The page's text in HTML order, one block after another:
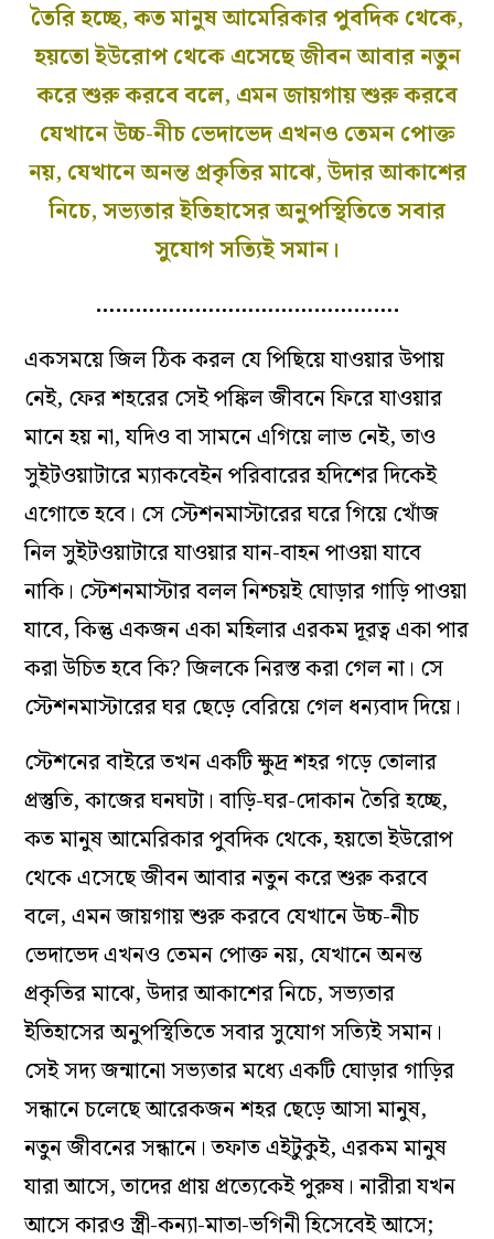
তৈরি হচ্ছে, কত মানুষ আমেরিকার পুবদিক থেকে,
হয়তো ইউরোপ থেকে এসেছে জীবন আবার নতুন
করে শুরু করবে বলে, এমন জায়গায় শুরু করবে
যেখানে উচ্চ-নীচ ভেদাভেদ এখনও তেমন পোক্ত
নয়, যেখানে অনন্ত প্রকৃতির মাঝে, উদার আকাশের
নিচে, সভ্যতার ইতিহাসের অনুপস্থিতিতে সবার
সুযোগ সত্যিই সমান।
……………………………………….
একসময়ে জিল ঠিক করল যে পিছিয়ে যাওয়ার উপায়
নেই, ফের শহরের সেই পঙ্কিল জীবনে ফিরে যাওয়ার
মানে হয় না, যদিও বা সামনে এগিয়ে লাভ নেই, তাও
সুইটওয়াটারে ম্যাকবেইন পরিবারের হদিশের দিকেই
এগোতে হবে। সে স্টেশনমাস্টারের ঘরে গিয়ে খোঁজ
নিল সুইটওয়াটারে যাওয়ার যান-বাহন পাওয়া যাবে
নাকি। স্টেশনমাস্টার বলল নিশ্চয়ই ঘোড়ার গাড়ি পাওয়া
যাবে, কিন্তু একজন একা মহিলার এরকম দূরত্ব একা পার
করা উচিত হবে কি? জিলকে নিরস্ত করা গেল না। সে
স্টেশনমাস্টারের ঘর ছেড়ে বেরিয়ে গেল ধন্যবাদ দিয়ে।
স্টেশনের বাইরে তখন একটি ক্ষুদ্র শহর গড়ে তোলার
প্রস্তুতি, কাজের ঘনঘটা। বাড়ি-ঘর-দোকান তৈরি হচ্ছে,
কত মানুষ আমেরিকার পুবদিক থেকে, হয়তো ইউরোপ
থেকে এসেছে জীবন আবার নতুন করে শুরু করবে
বলে, এমন জায়গায় শুরু করবে যেখানে উচ্চ-নীচ
ভেদাভেদ এখনও তেমন পোক্ত নয়, যেখানে অনন্ত
প্রকৃতির মাঝে, উদার আকাশের নিচে, সভ্যতার
ইতিহাসের অনুপস্থিতিতে সবার সুযোগ সত্যিই সমান।
সেই সদ্য জন্মানো সভ্যতার মধ্যে একটি ঘোড়ার গাড়ির
সন্ধানে চলেছে আরেকজন শহর ছেড়ে আসা মানুষ,
নতুন জীবনের সন্ধানে। তফাত এইটুকুই, এরকম মানুষ
যারা আসে, তাদের প্রায় প্রত্যেকেই পুরুষ। নারীরা যখন
আসে কারও স্ত্রী-কন্যা-মাতা-ভগিনী হিসেবেই আসে;